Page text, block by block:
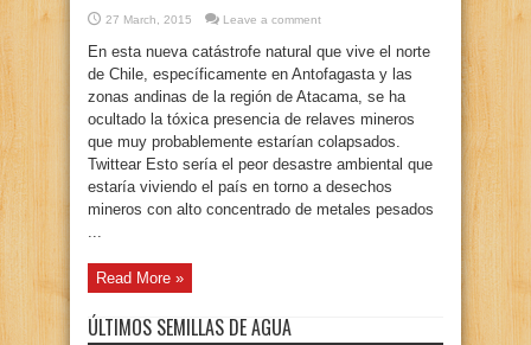
27 March, 2015 Leave a comment
En esta nueva catástrofe natural que vive el norte
de Chile, específicamente en Antofagasta y las
zonas andinas de la región de Atacama, se ha
ocultado la tóxica presencia de relaves mineros
que muy probablemente estarían colapsados.
Twittear Esto sería el peor desastre ambiental que
estaría viviendo el país en torno a desechos
mineros con alto concentrado de metales pesados
...
Read More »
ÚLTIMOS SEMILLAS DE AGUA